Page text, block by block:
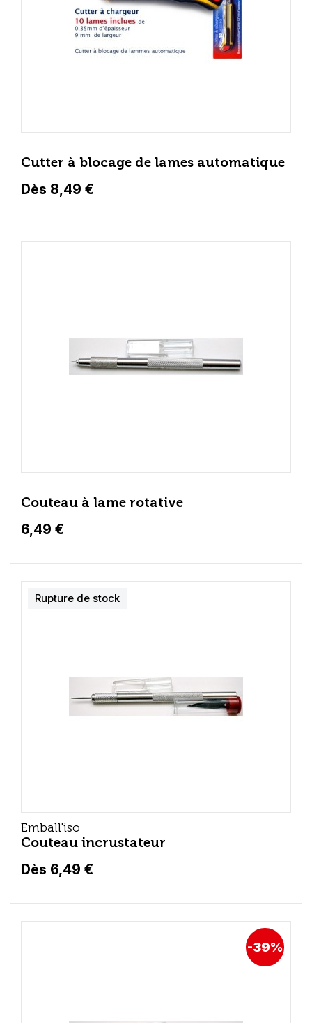
Cutter à blocage de lames automatique
Dès 8,49 €
Couteau à lame rotative
6,49 €
Emball'iso
Couteau incrustateur
Dès 6,49 €
Rupture de stock
-39%